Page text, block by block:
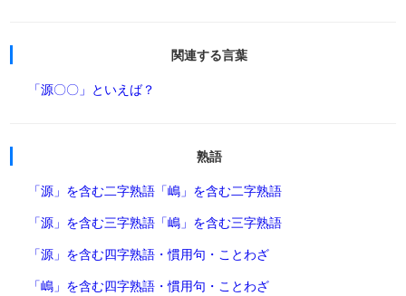
関連する言葉
「源〇〇」といえば？
熟語
「源」を含む二字熟語 「嶋」を含む二字熟語
「源」を含む三字熟語 「嶋」を含む三字熟語
「源」を含む四字熟語・慣用句・ことわざ
「嶋」を含む四字熟語・慣用句・ことわざ